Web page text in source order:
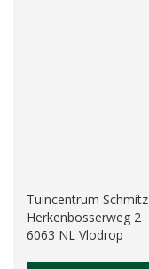
Tuincentrum Schmitz
Herkenbosserweg 2
6063 NL Vlodrop